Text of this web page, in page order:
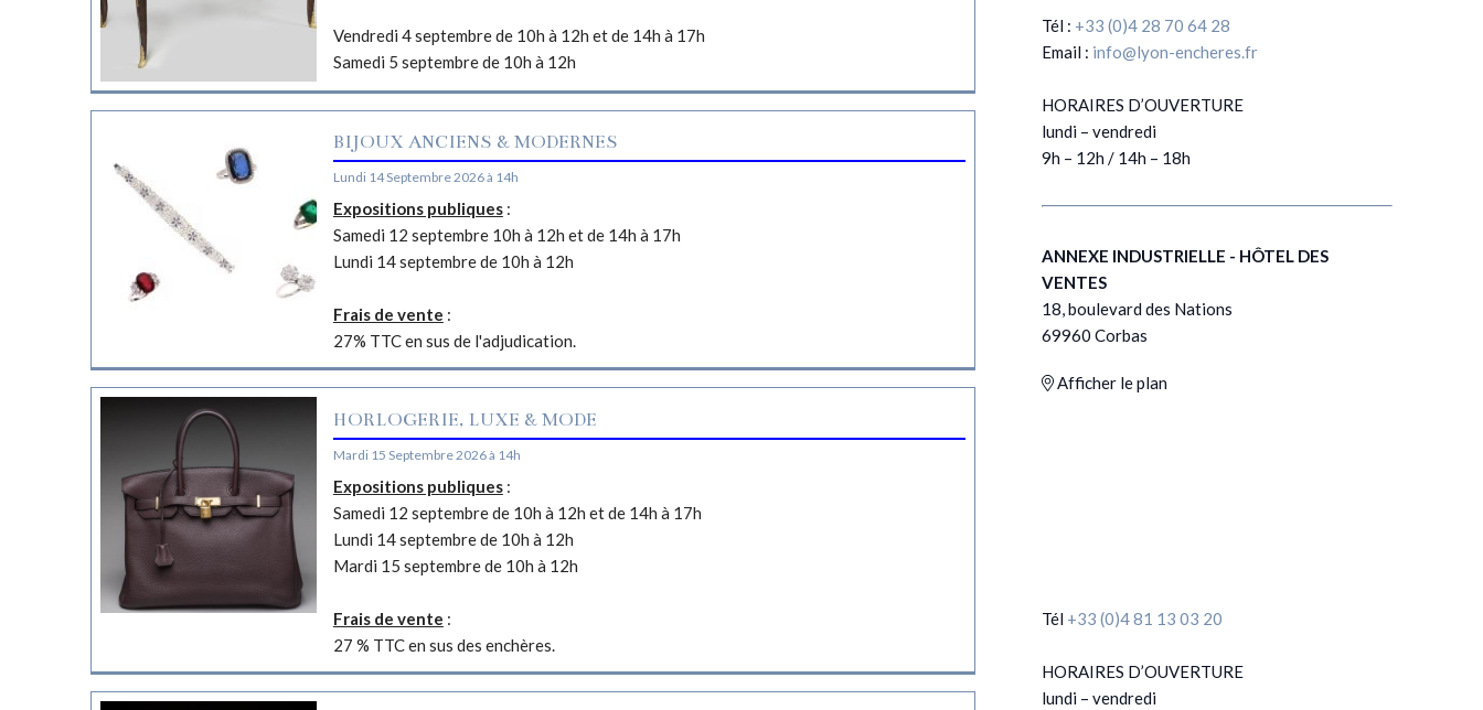
Vendredi 4 septembre de 10h à 12h et de 14h à 17h
Samedi 5 septembre de 10h à 12h
BIJOUX ANCIENS & MODERNES
Lundi 14 Septembre 2026 à 14h
Expositions publiques:
Samedi 12 septembre 10h à 12h et de 14h à 17h
Lundi 14 septembre de 10h à 12h
Frais de vente :
27% TTC en sus de l'adjudication.
HORLOGERIE, LUXE & MODE
Mardi 15 Septembre 2026 à 14h
Expositions publiques:
Samedi 12 septembre de 10h à 12h et de 14h à 17h
Lundi 14 septembre de 10h à 12h
Mardi 15 septembre de 10h à 12h
Frais de vente :
27 % TTC en sus des enchères.
Tél : +33 (0)4 28 70 64 28
Email : info@lyon-encheres.fr
HORAIRES D’OUVERTURE
lundi – vendredi
9h – 12h / 14h – 18h
ANNEXE INDUSTRIELLE - HÔTEL DES
VENTES
18, boulevard des Nations
69960 Corbas
Afficher le plan
Tél +33 (0)4 81 13 03 20
HORAIRES D’OUVERTURE
lundi – vendredi